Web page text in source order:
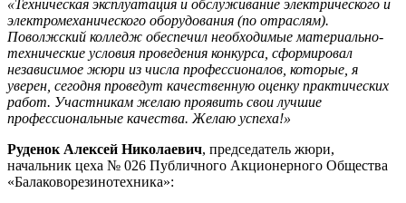
«Техническая эксплуатация и обслуживание электрического и
электромеханического оборудования (по отраслям).
Поволжский колледж обеспечил необходимые материально-
технические условия проведения конкурса, сформировал
независимое жюри из числа профессионалов, которые, я
уверен, сегодня проведут качественную оценку практических
работ. Участникам желаю проявить свои лучшие
профессиональные качества. Желаю успеха!»
Руденок Алексей Николаевич, председатель жюри,
начальник цеха № 026 Публичного Акционерного Общества
«Балаковорезинотехника»: